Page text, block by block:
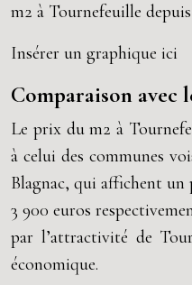
m2 à Tournefeuille
Insérer un graphique ici
Comparaison avec
Le prix du m2 à
à celui des communes
Blagnac, qui affichent un
3 900 euros
par l’attractivité de
économique.